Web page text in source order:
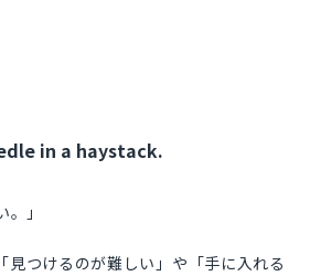
in a haystack.
」
つけるのが難しい」や「手に入れる